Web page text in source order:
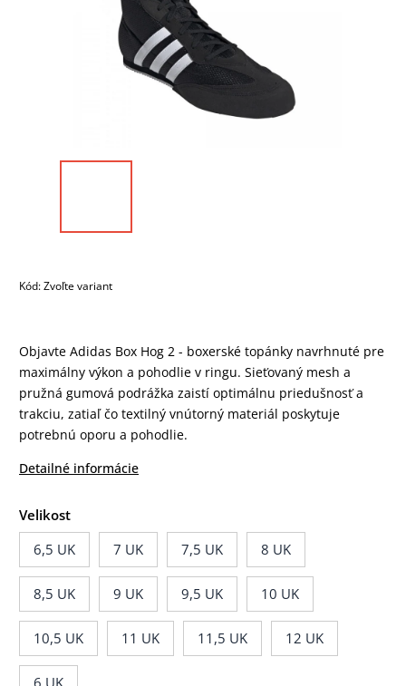
Kód:Zvoľte variant
Objavte Adidas Box Hog 2 - boxerské topánky navrhnuté pre
maximálny výkon a pohodlie v ringu. Sieťovaný mesh a
pružná gumová podrážka zaistí optimálnu priedušnosť a
trakciu, zatiaľ čo textilný vnútorný materiál poskytuje
potrebnú oporu a pohodlie.
Detailné informácie
Velikost
6,5 UK
7 UK 7,5 UK 8 UK
8,5 UK 9 UK 9,5 UK 10 UK
10,5 UK 11 UK 11,5 UK 12 UK